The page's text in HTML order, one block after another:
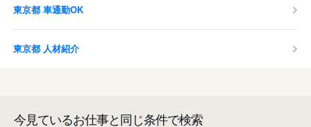
東京都 車通勤OK
東京都 人材紹介
今見ているお仕事と同じ条件で検索